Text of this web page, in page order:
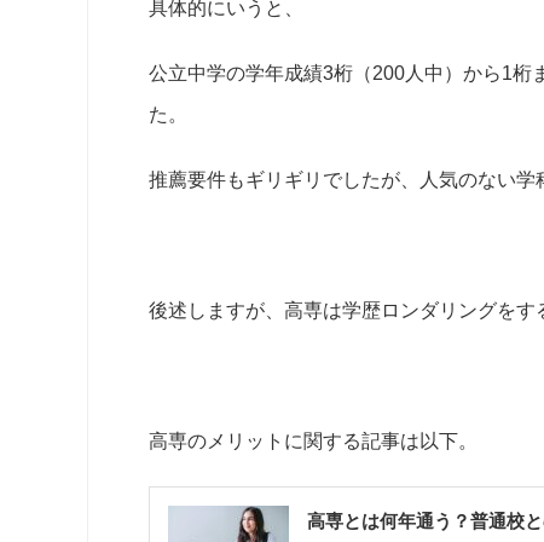
具体的にいうと、
公立中学の学年成績3桁（200人中）から1桁
た。
推薦要件もギリギリでしたが、人気のない学
後述しますが、高専は学歴ロンダリングをす
高専のメリットに関する記事は以下。
高専とは何年通う？普通校